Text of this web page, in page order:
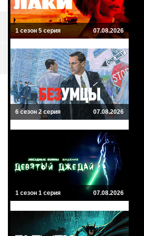
1 сезон 5 серия 07.08.2026
6 сезон 2 серия 07.08.2026
1 сезон 1 серия 07.08.2026